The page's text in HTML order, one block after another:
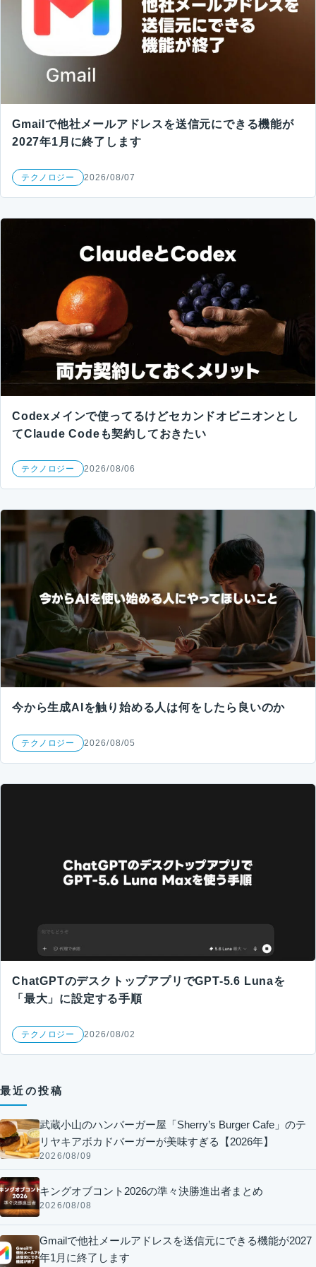
Gmailで他社メールアドレスを送信元にできる機能が
2027年1月に終了します
テクノロジー 2026/08/07
Codexメインで使ってるけどセカンドオピニオンとし
てClaude Codeも契約しておきたい
テクノロジー 2026/08/06
今から生成AIを触り始める人は何をしたら良いのか
テクノロジー 2026/08/05
ChatGPTのデスクトップアプリでGPT-5.6 Lunaを
「最大」に設定する手順
テクノロジー 2026/08/02
最近の投稿
武蔵小山のハンバーガー屋「Sherry’s Burger Cafe」のテ
リヤキアボカドバーガーが美味すぎる【2026年】
2026/08/09
キングオブコント2026の準々決勝進出者まとめ
2026/08/08
Gmailで他社メールアドレスを送信元にできる機能が2027
年1月に終了します